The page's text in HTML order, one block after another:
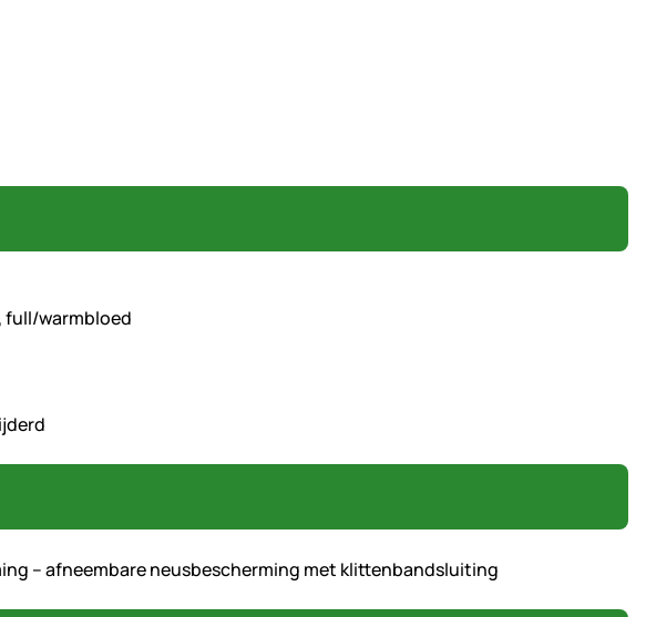
full/warmbloed
– afneembare neusbescherming met klittenbandsluiting